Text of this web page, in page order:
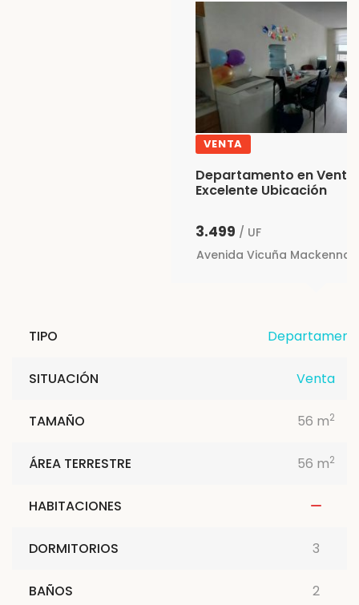
VENTA
Departamento en Venta
Excelente Ubicación
3.499 / UF
TIPO
SITUACIÓN Venta
TAMAÑO 56 m2
ÁREA TERRESTRE 56 m2
HABITACIONES
DORMITORIOS 3
BAÑOS 2